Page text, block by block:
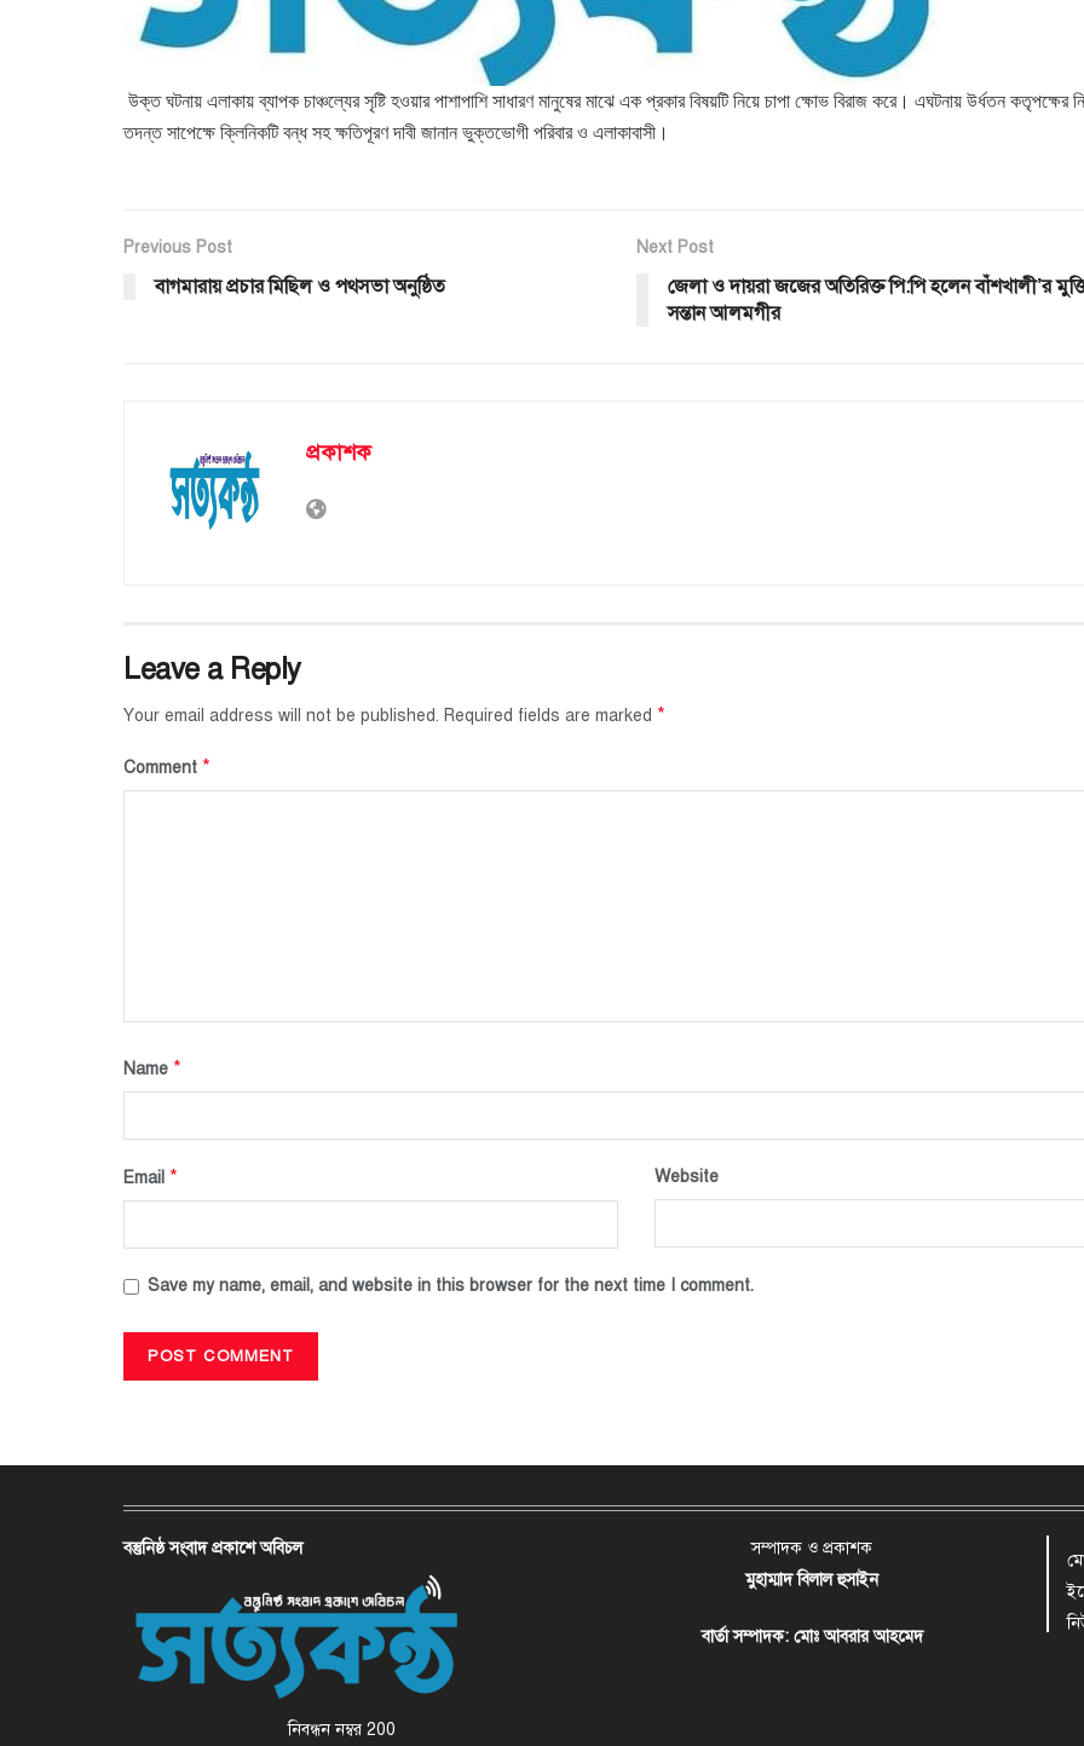
উক্ত ঘটনায় এলাকায় ব্যাপক চাঞ্চল্যের সৃষ্টি হওয়ার পাশাপাশি সাধারণ মানুষের মাঝে এক প্রকার বিষয়টি নিয়ে চাপা ক্ষোভ বিরাজ করে। এঘটনায় উর্ধতন কতৃপক্ষের
তদন্ত সাপেক্ষে ক্লিনিকটি বন্ধ সহ ক্ষতিপূরণ দাবী জানান ভুক্তভোগী পরিবার ও এলাকাবাসী।
Previous Post
বাগমারায় প্রচার মিছিল ও পথসভা অনুষ্ঠিত
Next Post
জেলা ও দায়রা জজের অতিরিক্ত পি:পি হলেন বাঁশখালী’র
সন্তান আলমগীর
প্রকাশক
Leave a Reply
Your email address will not be published. Required fields are marked *
Comment *
Name *
Email * Website
Save my name, email, and website in this browser for the next time I comment.
বস্তুনিষ্ঠ সংবাদ প্রকাশে অবিচল
নিবন্ধন নম্বর 200
সম্পাদক ও প্রকাশক
মুহাম্মাদ বিলাল হুসাইন
বার্তা সম্পাদক: মোঃ আবরার আহমেদ